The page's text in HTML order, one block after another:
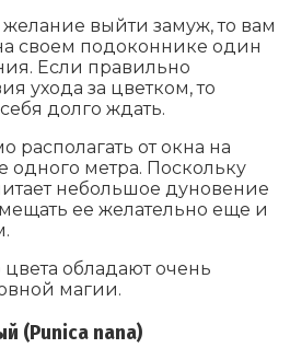
выйти замуж, то вам
своем подоконнике один
Если правильно
ухода за цветком, то
долго ждать.
располагать от окна на
одного метра. Поскольку
небольшое дуновение
ее желательно еще и
обладают очень
магии.
(Punica nana)